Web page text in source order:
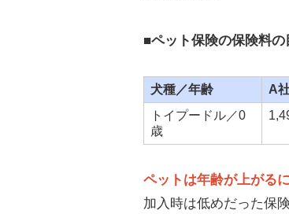
■ペット保険の保険料の
犬種／年齢 A
トイプードル／0
歳
ペットは年齢が上がる
加入時は低めだった保